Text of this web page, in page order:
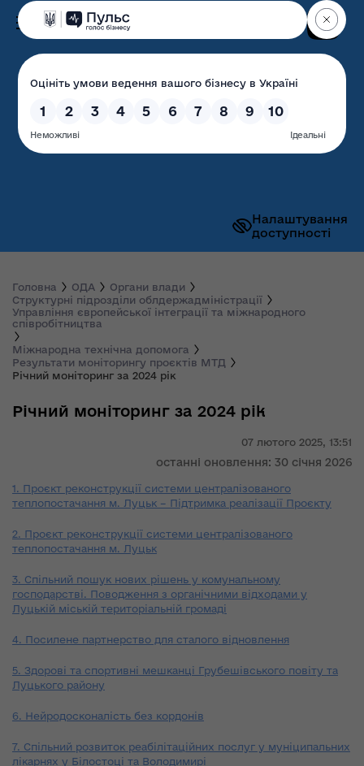
Налаштування
доступності
Волинська обласна
державна адміністрація
Головна ОДА
Органи влади
Структурні підрозділи облдержадміністрації
Управління європейської інтеграції та міжнародного
співробітництва
Міжнародна технічна допомога
Результати моніторингу проєктів МТД
Річний моніторинг за 2024 рік
07 лютого 2025, 13:51
останні оновлення: 30 січня 2026
Річний моніторинг за 2024 рік
1. Проєкт реконструкції системи централізованого
теплопостачання м. Луцьк – Підтримка реалізації Проєкту
2. Проєкт реконструкції системи централізованого
теплопостачання м. Луцьк
3. Спільний пошук нових рішень у комунальному
господарстві. Поводження з органічними відходами у
Луцькій міській територіальній громаді
4. Посилене партнерство для сталого відновлення
5. Здорові та спортивні мешканці Грубешівського повіту та
Луцького району
6. Нейродосконалість без кордонів
7. Спільний розвиток реабілітаційних послуг у муніципальних
лікарнях у Білостоці та Володимирі